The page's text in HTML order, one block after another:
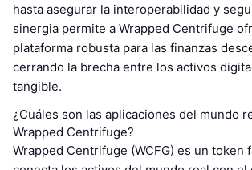
hasta asegurar la interoperabilidad y
sinergia permite a Wrapped Centrifuge
plataforma robusta para las finanzas
cerrando la brecha entre los activos
tangible.
¿Cuáles son las aplicaciones del mundo
Wrapped Centrifuge?
Wrapped Centrifuge (WCFG) es un token